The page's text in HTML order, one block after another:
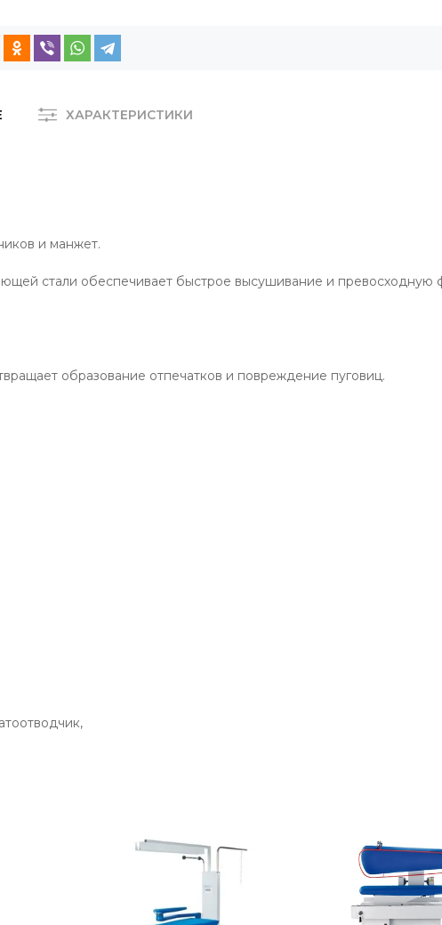
ХАРАКТЕРИСТИКИ
и манжет.
стали обеспечивает быстрое высушивание и
образование отпечатков и повреждение пуговиц.